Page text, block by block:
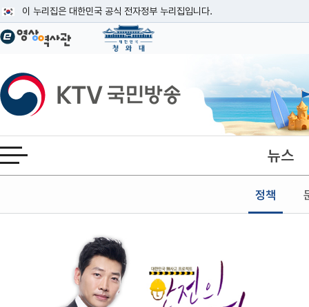
이 누리집은 대한민국 공식 전자정부 누리집입니다.
공식 누리집 주소 확인하기
이밖에 or.kr 또는 .kr등 다른 도메인 주소를 사용하고 있다면 아래 URL에서
운영중인 공식 누리집보기
KTV국민방송
전체메뉴 열기 뉴스
정책
본문